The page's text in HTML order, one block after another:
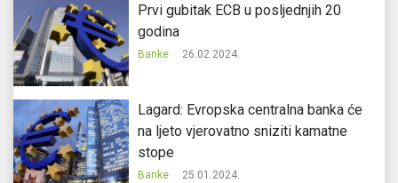
Prvi gubitak ECB u posljednjih 20
godina
Banke 26.02.2024.
Lagard: Evropska centralna banka će
na ljeto vjerovatno sniziti kamatne
stope
Banke 25.01.2024.